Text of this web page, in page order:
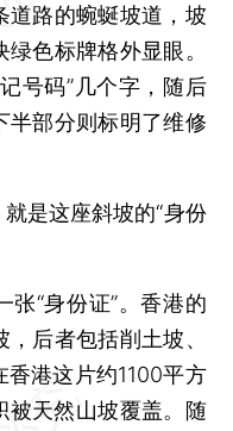
道路的蜿蜒坡道，坡
色标牌格外显眼。
号码”几个字，随后
半部分则标明了维修
是这座斜坡的“身份
“身份证”。香港的
后者包括削土坡、
港这片约1100平方
被天然山坡覆盖。随